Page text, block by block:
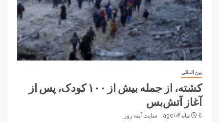
بین المللی
کشته، از جمله بیش از ۱۰۰ کودک، پس از
آغاز آتش‌بس
6 ماه ago سایت آینه‌ روز